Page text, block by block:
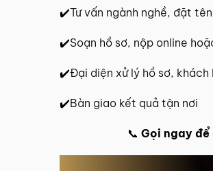
✔️Tư vấn ngành nghề, đặt
✔️Soạn hồ sơ, nộp online
✔️Đại diện xử lý hồ sơ, khách
✔️Bàn giao kết quả tận nơi
📞 Gọi ngay để